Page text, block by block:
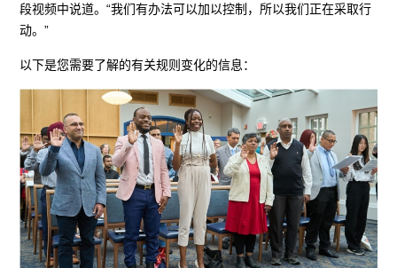
段视频中说道。“我们有办法可以加以控制，所以我们正在采取行
动。”
以下是您需要了解的有关规则变化的信息：